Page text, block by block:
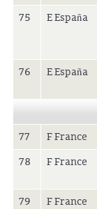
75 E España
76 E España
77 F France
78
F France
79
F France